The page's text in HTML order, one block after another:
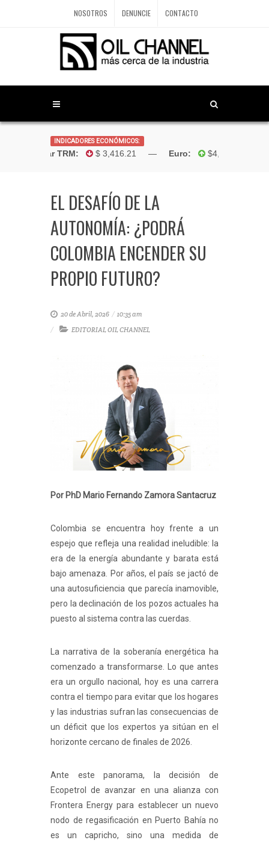
NOSOTROS DENUNCIE CONTACTO
INDICADORES ECONÓMICOS:
Dólar TRM: $ 3,416.21 —Euro: $4,181.96 —
EL DESAFÍO DE LA
AUTONOMÍA: ¿PODRÁ
COLOMBIA ENCENDER SU
PROPIO FUTURO?
20 de Abril, 2026 / 10:35 am
EDITORIAL OIL CHANNEL
Por PhD Mario Fernando Zamora Santacruz
Colombia se encuentra hoy frente a un
espejo que refleja una realidad ineludible: la
era de la energía abundante y barata está
bajo amenaza. Por años, el país se jactó de
una autosuficiencia que parecía inamovible,
pero la declinación de los pozos actuales ha
puesto al sistema contra las cuerdas.
La narrativa de la soberanía energética ha
comenzado a transformarse. Lo que antes
era un orgullo nacional, hoy es una carrera
contra el tiempo para evitar que los hogares
y las industrias sufran las consecuencias de
un déficit que los expertos ya sitúan en el
horizonte cercano de finales de 2026.
Ante este panorama, la decisión de
Ecopetrol de avanzar en una alianza con
Frontera Energy para establecer un nuevo
nodo de regasificación en Puerto Bahía no
es un capricho, sino una medida de